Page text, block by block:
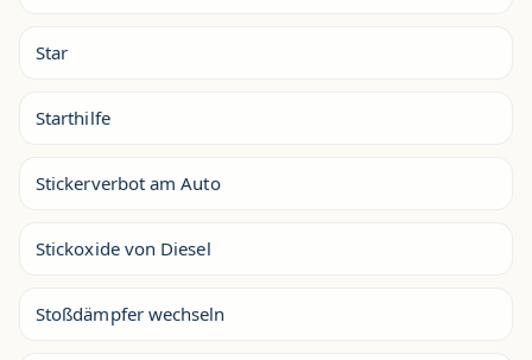
Star
Starthilfe
Stickerverbot am Auto
Stickoxide von Diesel
Stoßdämpfer wechseln